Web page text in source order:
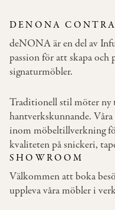
Ø1200 mm
650×650 Tub. 50
600×400 Tub. 50 H.
600×400 Tub. 50 H.
650×400 Tub. 50 H.
pelare)
750×450 Tub. 50 H.
pelare)
800×500 Tub. 50 H.
pelare)
450×450 Tub. 50 H.
DENONA
deNONA är en del av
passion för att skapa och
signaturmöbler.
Traditionell stil möter ny
hantverkskunnande.
inom möbeltillverkning
kvaliteten på snickeri,
SHOWROOM
Välkommen att boka
uppleva våra möbler i